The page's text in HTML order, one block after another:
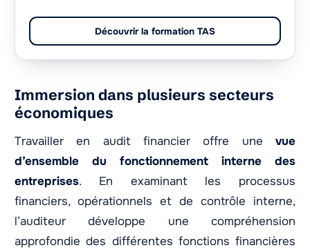
Découvrir la formation TAS
Immersion dans plusieurs secteurs
économiques
Travailler en audit financier offre une vue
d’ensemble du fonctionnement interne des
entreprises. En examinant les processus
financiers, opérationnels et de contrôle interne,
l’auditeur développe une compréhension
approfondie des différentes fonctions financières